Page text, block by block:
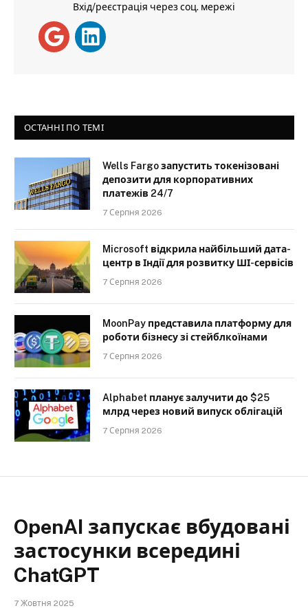
Вхід/реєстрація через соц. мережі
ОСТАННІ ПО ТЕМІ
Wells Fargo запустить токенізовані
депозити для корпоративних
платежів 24/7
7 Серпня 2026
Microsoft відкрила найбільший дата-
центр в Індії для розвитку ШІ-сервісів
7 Серпня 2026
MoonPay представила платформу для
роботи бізнесу зі стейблкоїнами
7 Серпня 2026
Alphabet планує залучити до $25
млрд через новий випуск облігацій
7 Серпня 2026
OpenAI запускає вбудовані
застосунки всередині
ChatGPT
7 Жовтня 2025